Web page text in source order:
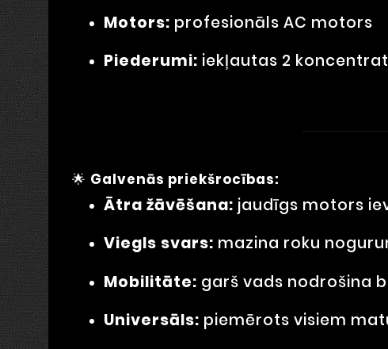
Motors: profesionāls AC motors
Piederumi: iekļautas 2
🌟 Galvenās priekšrocības:
Ātra žāvēšana: jaudīgs motors
Viegls svars: mazina roku
Mobilitāte: garš vads nodrošina
Universāls: piemērots visiem